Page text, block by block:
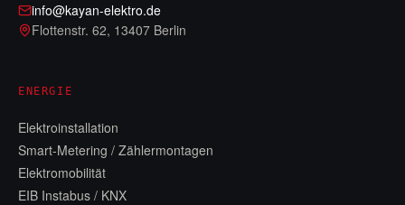
info@kayan-elektro.de
Flottenstr. 62, 13407 Berlin
ENERGIE
Elektroinstallation
Smart-Metering / Zählermontagen
Elektromobilität
EIB Instabus / KNX